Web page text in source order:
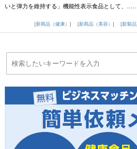
いと弾力を維持する」機能性表示食品として、……
新商品（健康）
新商品（美容） 新製品